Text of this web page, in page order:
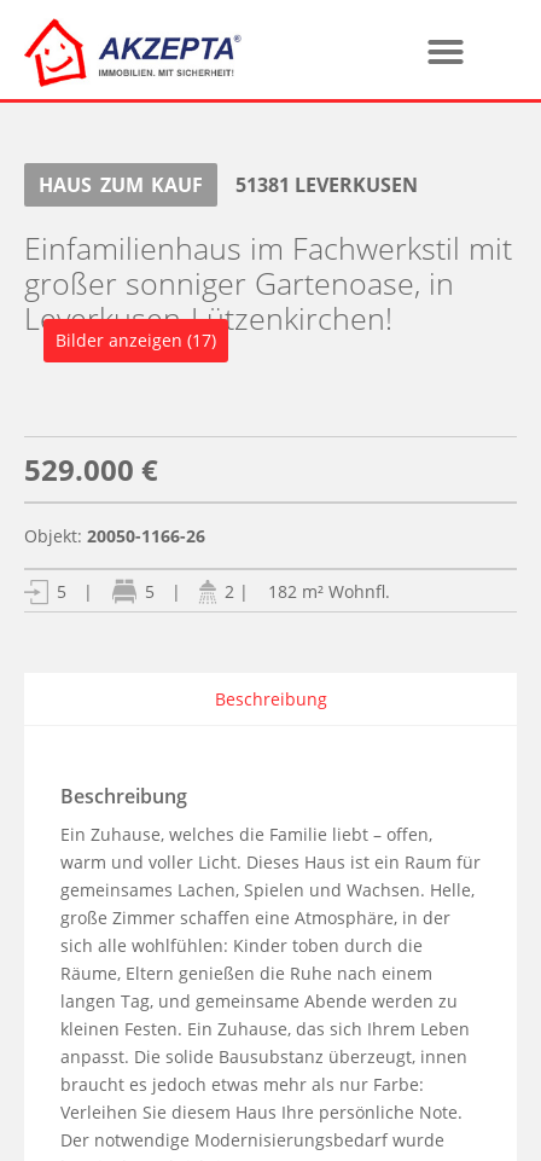
HAUS ZUM KAUF 51381 LEVERKUSEN
Einfamilienhaus im Fachwerkstil mit
großer sonniger Gartenoase, in
Leverkusen-Lützenkirchen!
Bilder anzeigen (17)
529.000 €
Objekt: 20050-1166-26
5 | 5 | 2 | 182 m² Wohnfl.
Beschreibung
Beschreibung
Ein Zuhause, welches die Familie liebt – offen,
warm und voller Licht. Dieses Haus ist ein Raum für
gemeinsames Lachen, Spielen und Wachsen. Helle,
große Zimmer schaffen eine Atmosphäre, in der
sich alle wohlfühlen: Kinder toben durch die
Räume, Eltern genießen die Ruhe nach einem
langen Tag, und gemeinsame Abende werden zu
kleinen Festen. Ein Zuhause, das sich Ihrem Leben
anpasst. Die solide Bausubstanz überzeugt, innen
braucht es jedoch etwas mehr als nur Farbe:
Verleihen Sie diesem Haus Ihre persönliche Note.
Der notwendige Modernisierungsbedarf wurde